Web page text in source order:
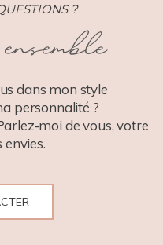
?
dans mon style
personnalité ?
moi de vous, votre